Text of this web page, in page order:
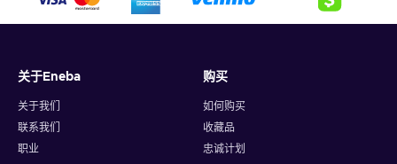
关于Eneba
关于我们
联系我们
职业
购买
如何购买
收藏品
忠诚计划